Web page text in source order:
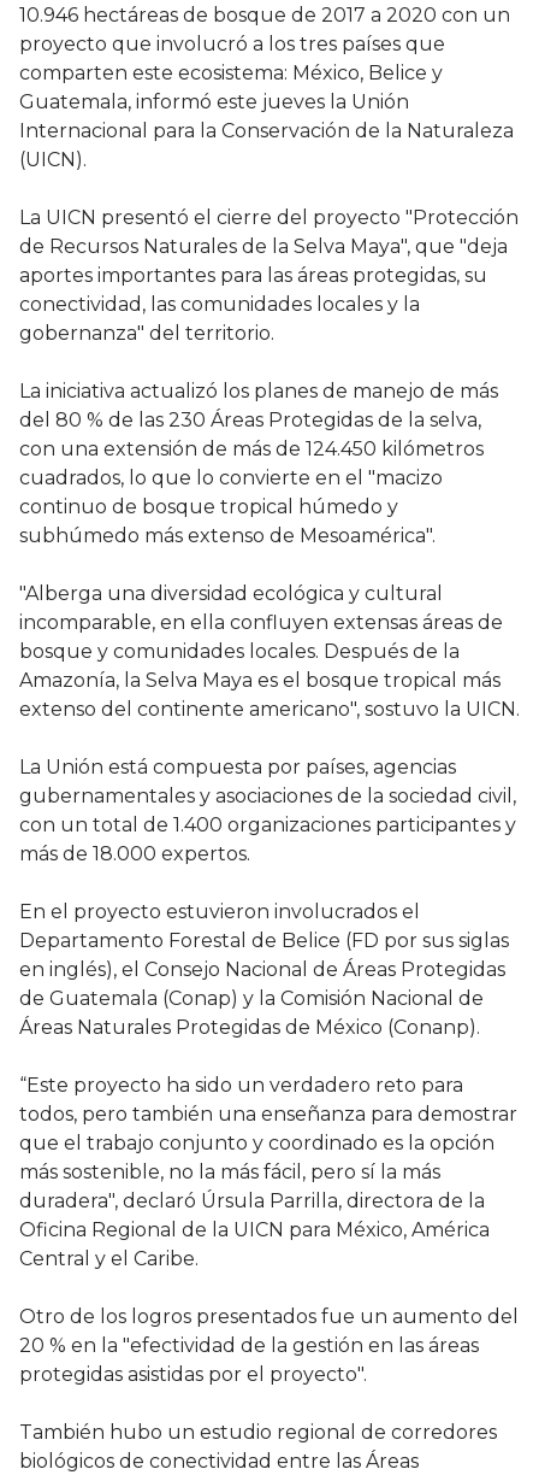
10.946 hectáreas de bosque de 2017 a 2020 con un
proyecto que involucró a los tres países que
comparten este ecosistema: México, Belice y
Guatemala, informó este jueves la Unión
Internacional para la Conservación de la Naturaleza
(UICN).
La UICN presentó el cierre del proyecto "Protección
de Recursos Naturales de la Selva Maya", que "deja
aportes importantes para las áreas protegidas, su
conectividad, las comunidades locales y la
gobernanza" del territorio.
La iniciativa actualizó los planes de manejo de más
del 80 % de las 230 Áreas Protegidas de la selva,
con una extensión de más de 124.450 kilómetros
cuadrados, lo que lo convierte en el "macizo
continuo de bosque tropical húmedo y
subhúmedo más extenso de Mesoamérica".
"Alberga una diversidad ecológica y cultural
incomparable, en ella confluyen extensas áreas de
bosque y comunidades locales. Después de la
Amazonía, la Selva Maya es el bosque tropical más
extenso del continente americano", sostuvo la UICN.
La Unión está compuesta por países, agencias
gubernamentales y asociaciones de la sociedad civil,
con un total de 1.400 organizaciones participantes y
más de 18.000 expertos.
En el proyecto estuvieron involucrados el
Departamento Forestal de Belice (FD por sus siglas
en inglés), el Consejo Nacional de Áreas Protegidas
de Guatemala (Conap) y la Comisión Nacional de
Áreas Naturales Protegidas de México (Conanp).
“Este proyecto ha sido un verdadero reto para
todos, pero también una enseñanza para demostrar
que el trabajo conjunto y coordinado es la opción
más sostenible, no la más fácil, pero sí la más
duradera", declaró Úrsula Parrilla, directora de la
Oficina Regional de la UICN para México, América
Central y el Caribe.
Otro de los logros presentados fue un aumento del
20 % en la "efectividad de la gestión en las áreas
protegidas asistidas por el proyecto".
También hubo un estudio regional de corredores
biológicos de conectividad entre las Áreas